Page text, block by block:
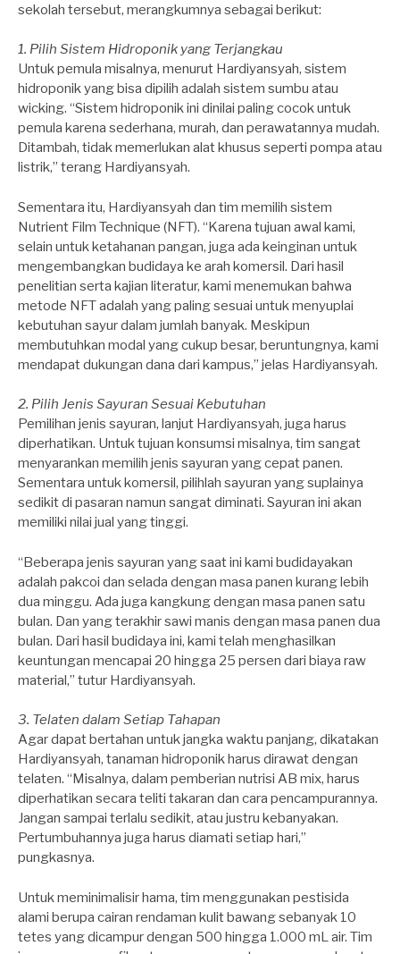
sekolah tersebut, merangkumnya sebagai berikut:
1. Pilih Sistem Hidroponik yang Terjangkau
Untuk pemula misalnya, menurut Hardiyansyah, sistem
hidroponik yang bisa dipilih adalah sistem sumbu atau
wicking. “Sistem hidroponik ini dinilai paling cocok untuk
pemula karena sederhana, murah, dan perawatannya mudah.
Ditambah, tidak memerlukan alat khusus seperti pompa atau
listrik,” terang Hardiyansyah.
Sementara itu, Hardiyansyah dan tim memilih sistem
Nutrient Film Technique (NFT). “Karena tujuan awal kami,
selain untuk ketahanan pangan, juga ada keinginan untuk
mengembangkan budidaya ke arah komersil. Dari hasil
penelitian serta kajian literatur, kami menemukan bahwa
metode NFT adalah yang paling sesuai untuk menyuplai
kebutuhan sayur dalam jumlah banyak. Meskipun
membutuhkan modal yang cukup besar, beruntungnya, kami
mendapat dukungan dana dari kampus,” jelas Hardiyansyah.
2. Pilih Jenis Sayuran Sesuai Kebutuhan
Pemilihan jenis sayuran, lanjut Hardiyansyah, juga harus
diperhatikan. Untuk tujuan konsumsi misalnya, tim sangat
menyarankan memilih jenis sayuran yang cepat panen.
Sementara untuk komersil, pilihlah sayuran yang suplainya
sedikit di pasaran namun sangat diminati. Sayuran ini akan
memiliki nilai jual yang tinggi.
“Beberapa jenis sayuran yang saat ini kami budidayakan
adalah pakcoi dan selada dengan masa panen kurang lebih
dua minggu. Ada juga kangkung dengan masa panen satu
bulan. Dan yang terakhir sawi manis dengan masa panen dua
bulan. Dari hasil budidaya ini, kami telah menghasilkan
keuntungan mencapai 20 hingga 25 persen dari biaya raw
material,” tutur Hardiyansyah.
3. Telaten dalam Setiap Tahapan
Agar dapat bertahan untuk jangka waktu panjang, dikatakan
Hardiyansyah, tanaman hidroponik harus dirawat dengan
telaten. “Misalnya, dalam pemberian nutrisi AB mix, harus
diperhatikan secara teliti takaran dan cara pencampurannya.
Jangan sampai terlalu sedikit, atau justru kebanyakan.
Pertumbuhannya juga harus diamati setiap hari,”
pungkasnya.
Untuk meminimalisir hama, tim menggunakan pestisida
alami berupa cairan rendaman kulit bawang sebanyak 10
tetes yang dicampur dengan 500 hingga 1.000 mL air. Tim